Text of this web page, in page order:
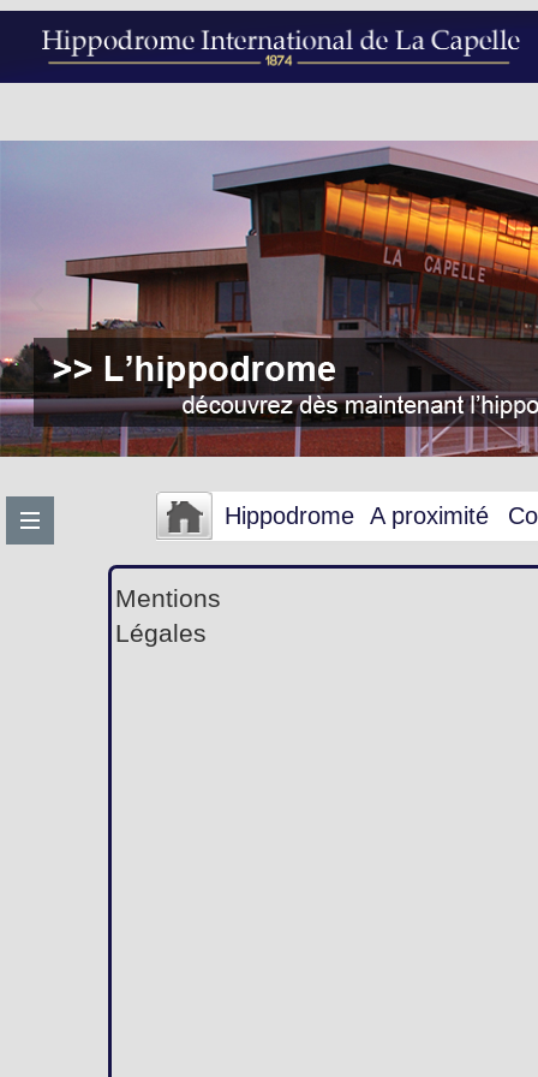
Hippodrome A proximité
Mentions
Légales